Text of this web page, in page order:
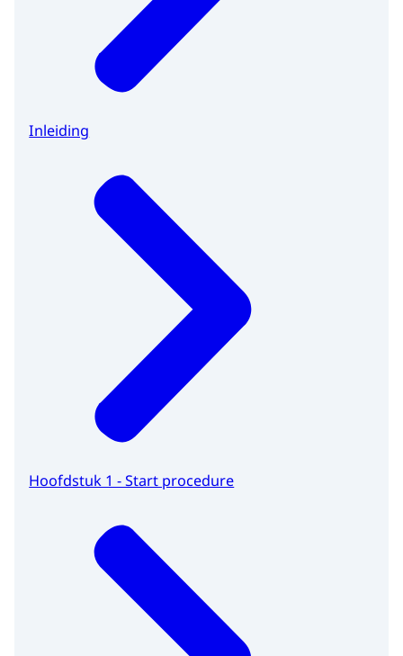
Inleiding
Hoofdstuk 1 - Start procedure